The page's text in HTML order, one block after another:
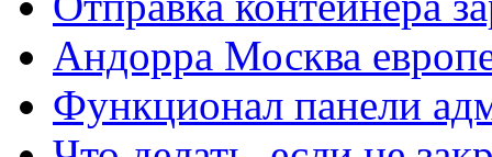
Андорра Москва
Функционал панели